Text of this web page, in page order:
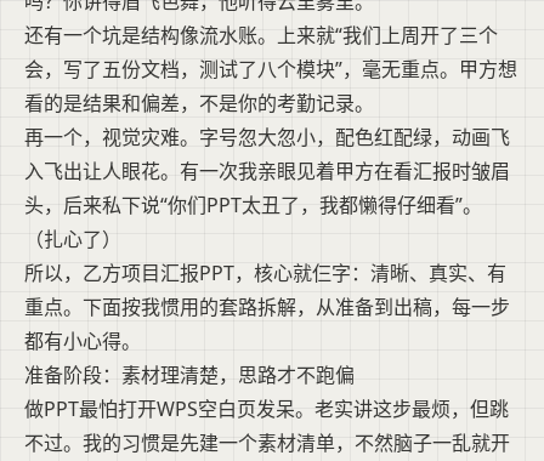
还有一个坑是结构像流水账。上来就“我们上周开了三个
会，写了五份文档，测试了八个模块”，毫无重点。甲方想
看的是结果和偏差，不是你的考勤记录。
再一个，视觉灾难。字号忽大忽小，配色红配绿，动画飞
入飞出让人眼花。有一次我亲眼见着甲方在看汇报时皱眉
头，后来私下说“你们PPT太丑了，我都懒得仔细看”。
（扎心了）
所以，乙方项目汇报PPT，核心就仨字：清晰、真实、有
重点。下面按我惯用的套路拆解，从准备到出稿，每一步
都有小心得。
准备阶段：素材理清楚，思路才不跑偏
做PPT最怕打开WPS空白页发呆。老实讲这步最烦，但跳
不过。我的习惯是先建一个素材清单，不然脑子一乱就开